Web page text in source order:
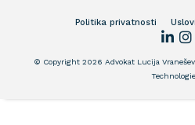
© Copyright 2026 Advokat Lucija
Politika privatnosti